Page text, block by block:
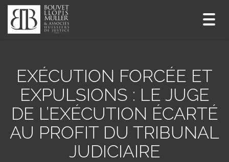
EXÉCUTION FORCÉE ET
EXPULSIONS : LE JUGE
DE L’EXÉCUTION ÉCARTÉ
AU PROFIT DU TRIBUNAL
JUDICIAIRE